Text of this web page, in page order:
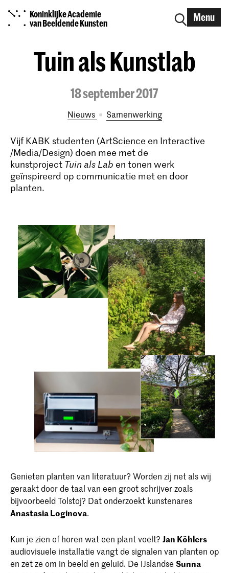
Koninklijke Academie
van Beeldende Kunsten
Menu
Tuin als Kunstlab
18 september 2017
Nieuws samenwerking
Vijf KABK studenten (ArtScience en Interactive
/Media/Design) doen mee met de
kunstproject Tuin als Lab en tonen werk
geïnspireerd op communicatie met en door
planten.
Genieten planten van literatuur? Worden zij net als wij
geraakt door de taal van een groot schrijver zoals
bijvoorbeeld Tolstoj? Dat onderzoekt kunstenares
Anastasia Loginova.
Kun je zien of horen wat een plant voelt? Jan Köhlers
audiovisuele installatie vangt de signalen van planten op
en zet ze om in beeld en geluid. De IJslandse Sunna